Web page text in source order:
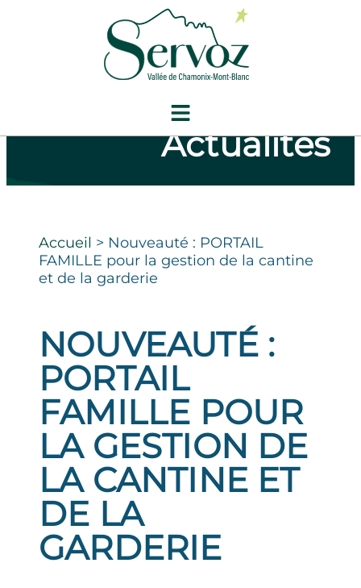
Actualités
Accueil > Nouveauté : PORTAIL
FAMILLE pour la gestion de la cantine
et de la garderie
NOUVEAUTÉ :
PORTAIL
FAMILLE POUR
LA GESTION DE
LA CANTINE ET
DE LA
GARDERIE